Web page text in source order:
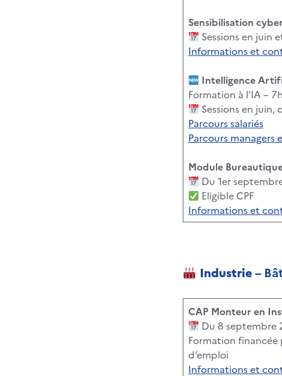
Sensibilisation
Sessions en juin
Informations et
Intelligence
Formation à l’IA – 7h
Sessions en
Parcours salariés
Parcours managers
Module
Du 1er
Eligible CPF
Informations et
Industrie–
CAP Monteur en
Du 8 septembre
Formation financée
d’emploi
Informations et